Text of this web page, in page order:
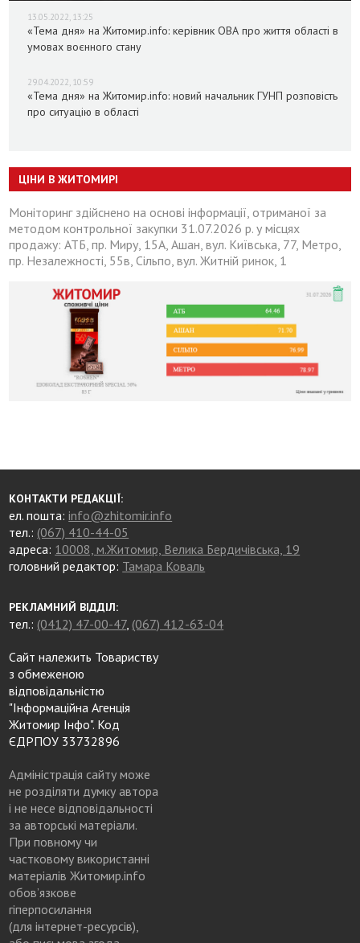
13.05.2022, 13:25
«Тема дня» на Житомир.info: керівник ОВА про життя області в
умовах воєнного стану
29.04.2022, 10:59
«Тема дня» на Житомир.info: новий начальник ГУНП розповість
про ситуацію в області
ЦІНИ В ЖИТОМИРІ
Моніторинг здійснено на основі інформації, отриманої за
методом контрольної закупки 31.07.2026 р. у місцях
продажу: АТБ, пр. Миру, 15А, Ашан, вул. Київська, 77, Метро,
пр. Незалежності, 55в, Сільпо, вул. Житній ринок, 1
КОНТАКТИ РЕДАКЦІЇ:
ел. пошта:info@zhitomir.info
тел.: (067) 410-44-05
адреса: 10008, м.Житомир, Велика Бердичівська, 19
головний редактор: Тамара Коваль
РЕКЛАМНИЙ ВІДДІЛ:
тел.: (0412) 47-00-47, (067) 412-63-04
Сайт належить Товариству
з обмеженою
відповідальністю
"Інформаційна Агенція
Житомир Інфо". Код
ЄДРПОУ 33732896
Адміністрація сайту може
не розділяти думку автора
і не несе відповідальності
за авторські матеріали.
При повному чи
частковому використанні
матеріалів Житомир.info
обов’язкове
гіперпосилання
(для інтернет-ресурсів),